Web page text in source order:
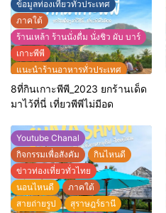
ข้อมูลท่องเทียวทั่วประเทศ
ภาคใต้
ร้านเหล้า ร้านนั่งดื่ม นั่งชิว ผับ บาร์
เกาะพีพี
แนะนำร้านอาหารทั่วประเทศ
ไฮไลท์สถานที่ท่องเที่ยวทั่วไทย
8ที่กินเกาะพีพี_2023 ยกร้านเด็ด
มาไว้ที่นี่ เที่ยวพีพีไม่มีอด
Youtube Chanal
กิจกรรมเพื่อสังคัม
กินไหนดี
ข่าวท่องเที่ยวทั่วไทย
นอนไหนดี
ภาคใต้
สายถ่ายรูป
สุราษฎร์ธานี